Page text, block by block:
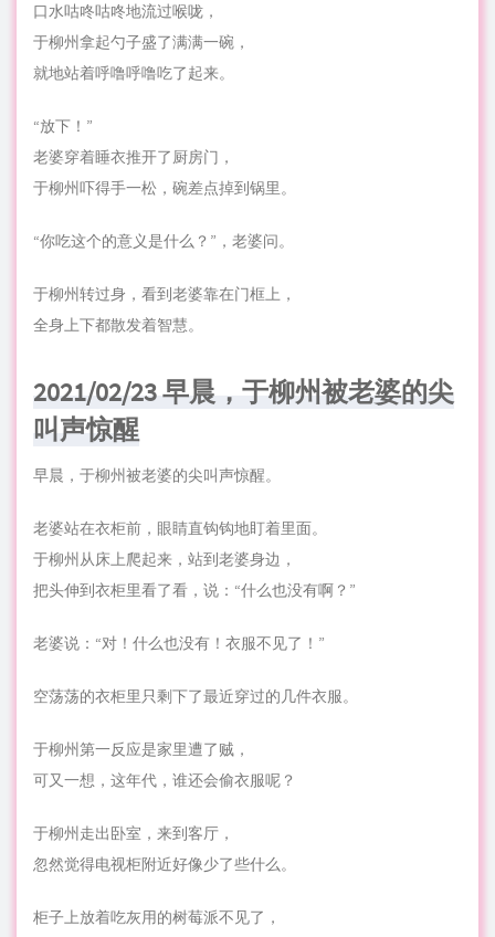
口水咕咚咕咚地流过喉咙，
于柳州拿起勺子盛了满满一碗，
就地站着呼噜呼噜吃了起来。
“放下！”
老婆穿着睡衣推开了厨房门，
于柳州吓得手一松，碗差点掉到锅里。
“你吃这个的意义是什么？”，老婆问。
于柳州转过身，看到老婆靠在门框上，
全身上下都散发着智慧。
2021/02/23 早晨，于柳州被老婆的尖
叫声惊醒
早晨，于柳州被老婆的尖叫声惊醒。
老婆站在衣柜前，眼睛直钩钩地盯着里面。
于柳州从床上爬起来，站到老婆身边，
把头伸到衣柜里看了看，说：“什么也没有啊？”
老婆说：“对！什么也没有！衣服不见了！”
空荡荡的衣柜里只剩下了最近穿过的几件衣服。
于柳州第一反应是家里遭了贼，
可又一想，这年代，谁还会偷衣服呢？
于柳州走出卧室，来到客厅，
忽然觉得电视柜附近好像少了些什么。
柜子上放着吃灰用的树莓派不见了，